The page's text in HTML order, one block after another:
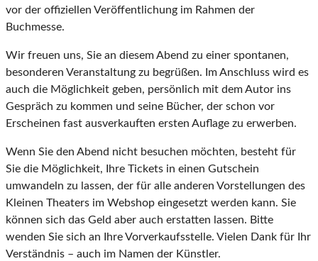
vor der offiziellen Veröffentlichung im Rahmen der
Buchmesse.
Wir freuen uns, Sie an diesem Abend zu einer spontanen,
besonderen Veranstaltung zu begrüßen. Im Anschluss wird es
auch die Möglichkeit geben, persönlich mit dem Autor ins
Gespräch zu kommen und seine Bücher, der schon vor
Erscheinen fast ausverkauften ersten Auflage zu erwerben.
Wenn Sie den Abend nicht besuchen möchten, besteht für
Sie die Möglichkeit, Ihre Tickets in einen Gutschein
umwandeln zu lassen, der für alle anderen Vorstellungen des
Kleinen Theaters im Webshop eingesetzt werden kann. Sie
können sich das Geld aber auch erstatten lassen. Bitte
wenden Sie sich an Ihre Vorverkaufsstelle. Vielen Dank für Ihr
Verständnis – auch im Namen der Künstler.